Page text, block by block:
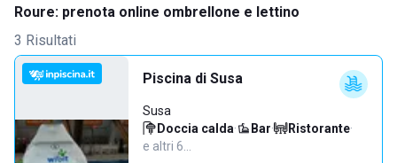
Roure: prenota online ombrellone e lettino
3 Risultati
Piscina di Susa
Susa
Doccia calda· Bar· Ristorante·
e altri 6…